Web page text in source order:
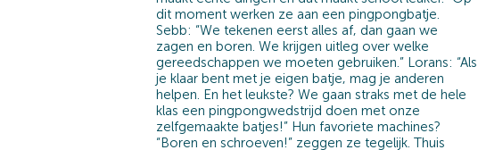
dit moment werken ze aan een pingpongbatje.
Sebb: “We tekenen eerst alles af, dan gaan we
zagen en boren. We krijgen uitleg over welke
gereedschappen we moeten gebruiken.” Lorans: “Als
je klaar bent met je eigen batje, mag je anderen
helpen. En het leukste? We gaan straks met de hele
klas een pingpongwedstrijd doen met onze
zelfgemaakte batjes!” Hun favoriete machines?
“Boren en schroeven!” zeggen ze tegelijk. Thuis